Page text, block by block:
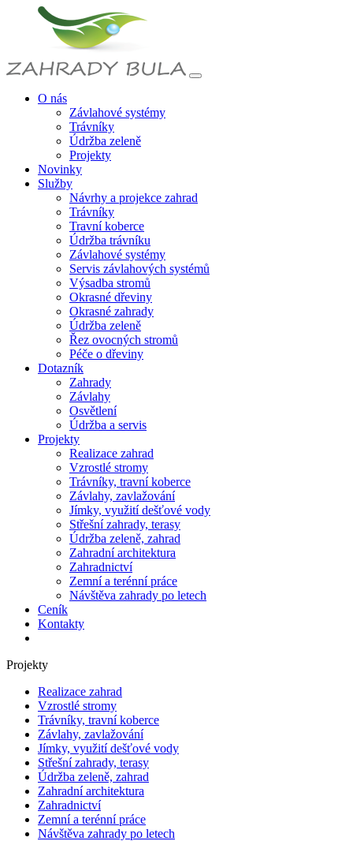
O nás
Závlahové systémy
Trávníky
Údržba zeleně
Projekty
Novinky
Služby
Návrhy a projekce zahrad
Trávníky
Travní koberce
Údržba trávníku
Závlahové systémy
Servis závlahových systémů
Výsadba stromů
Okrasné dřeviny
Okrasné zahrady
Údržba zeleně
Řez ovocných stromů
Péče o dřeviny
Dotazník
Zahrady
Závlahy
Osvětlení
Údržba a servis
Projekty
Realizace zahrad
Vzrostlé stromy
Trávníky, travní koberce
Závlahy, zavlažování
Jímky, využití dešťové vody
Střešní zahrady, terasy
Údržba zeleně, zahrad
Zahradní architektura
Zahradnictví
Zemní a terénní práce
Návštěva zahrady po letech
Ceník
Kontakty
Projekty
Realizace zahrad
Vzrostlé stromy
Trávníky, travní koberce
Závlahy, zavlažování
Jímky, využití dešťové vody
Střešní zahrady, terasy
Údržba zeleně, zahrad
Zahradní architektura
Zahradnictví
Zemní a terénní práce
Návštěva zahrady po letech